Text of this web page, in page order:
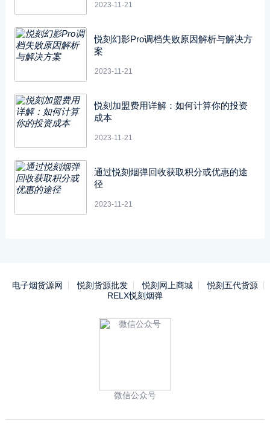
2023-11-21
悦刻幻影Pro调档失败原因解析与解决方
案
2023-11-21
悦刻加盟费用详解：如何计算你的投资
成本
2023-11-21
通过悦刻烟弹回收获取积分或优惠的途
径
2023-11-21
电子烟货源网 悦刻货源批发 悦刻网上商城
悦刻五代货源
RELX悦刻烟弹
微信公众号